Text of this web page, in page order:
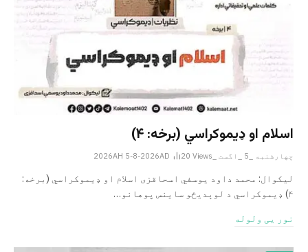
اسلام او ډیموکراسي (برخه: ۴)
چهارشنبه _5 _اگست _2026AH 5-8-2026AD 20 Views
لیکوال: محمد داود یوسفي اسحاقزی اسلام او ډیموکراسي (برخه:
۴) ډیموکراسي د لوېدیځو ساینس پوهانو…
نور یی ولوله